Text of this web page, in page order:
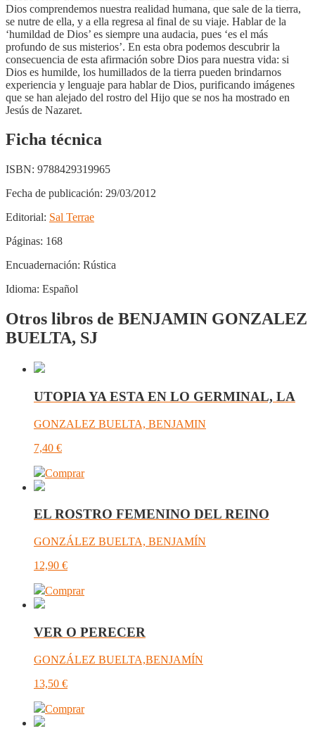
Dios comprendemos nuestra realidad humana, que sale de la tierra,
se nutre de ella, y a ella regresa al final de su viaje. Hablar de la
‘humildad de Dios’ es siempre una audacia, pues ‘es el más
profundo de sus misterios’. En esta obra podemos descubrir la
consecuencia de esta afirmación sobre Dios para nuestra vida: si
Dios es humilde, los humillados de la tierra pueden brindarnos
experiencia y lenguaje para hablar de Dios, purificando imágenes
que se han alejado del rostro del Hijo que se nos ha mostrado en
Jesús de Nazaret.
Ficha técnica
ISBN: 9788429319965
Fecha de publicación: 29/03/2012
Editorial: Sal Terrae
Páginas: 168
Encuadernación: Rústica
Idioma: Español
Otros libros de BENJAMIN GONZALEZ
BUELTA, SJ
UTOPIA YA ESTA EN LO GERMINAL, LA
GONZALEZ BUELTA, BENJAMIN
7,40 €
Comprar
EL ROSTRO FEMENINO DEL REINO
GONZÁLEZ BUELTA, BENJAMÍN
12,90 €
Comprar
VER O PERECER
GONZÁLEZ BUELTA,BENJAMÍN
13,50 €
Comprar